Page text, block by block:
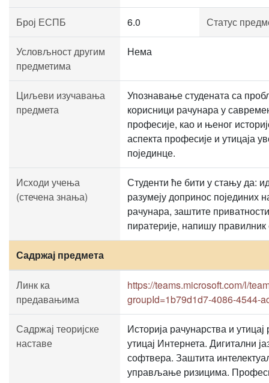
Број ЕСПБ 6.0 Статус
Условљност другим
предметима
Нема
Циљеви изучавања
предмета
Упознавање студената са
корисници рачунара у
професије, као и њеног
аспекта професије и утицаја
појединце.
Исходи учења
(стечена знања)
Студенти ће бити у стању да:
разумеју допринос појединих
рачунара, заштите
пиратерије, напишу правилник
Садржај предмета
Линк ка
предавањима
https://teams.microsoft.com/l/
groupId=1b79d1d7-4086-4544-
Садржај теоријске
наставе
Историја рачунарства и
утицај Интернета. Дигитални
софтвера. Заштита
управљање ризицима.